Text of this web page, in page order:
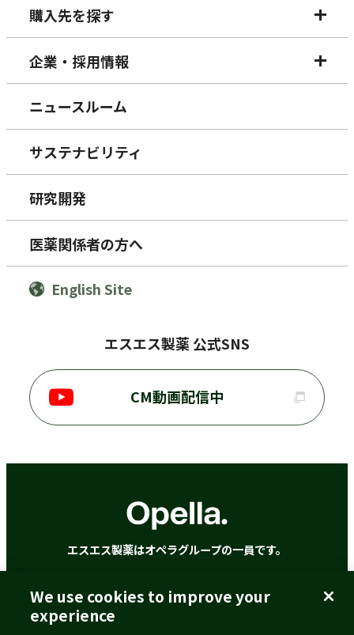
購入先を探す
企業・採用情報
ニュースルーム
サステナビリティ
研究開発
医薬関係者の方へ
English Site
エスエス製薬 公式SNS
CM動画配信中
エスエス製薬はオペラグループの一員です。
ご利用に際して
個人情報の取扱いについて
クッキーポリシー
We use cookies to improve your
experience